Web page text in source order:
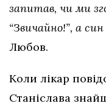
запитав, чи ми
“Звичайно!”, а
Любов.
Коли лікар
Станіслава